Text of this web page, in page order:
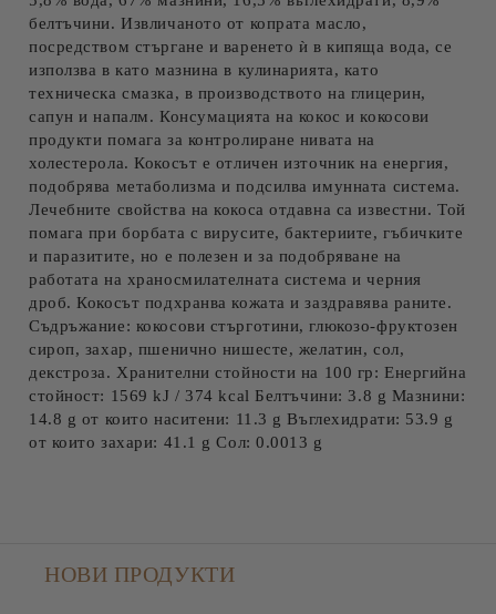
белтъчини. Извличаното от копрата масло,
посредством стъргане и варенето ѝ в кипяща вода, се
използва в като мазнина в кулинарията, като
техническа смазка, в производството на глицерин,
сапун и напалм. Консумацията на кокос и кокосови
продукти помага за контролиране нивата на
холестерола. Кокосът е отличен източник на енергия,
подобрява метаболизма и подсилва имунната система.
Лечебните свойства на кокоса отдавна са известни. Той
помага при борбата с вирусите, бактериите, гъбичките
и паразитите, но е полезен и за подобряване на
работата на храносмилателната система и черния
дроб. Кокосът подхранва кожата и заздравява раните.
Съдръжание: кокосови стърготини, глюкозо-фруктозен
сироп, захар, пшенично нишесте, желатин, сол,
декстроза. Хранителни стойности на 100 гр: Енергийна
стойност: 1569 kJ / 374 kcal Белтъчини: 3.8 g Мазнини:
14.8 g от които наситени: 11.3 g Въглехидрати: 53.9 g
от които захари: 41.1 g Сол: 0.0013 g
НОВИ ПРОДУКТИ